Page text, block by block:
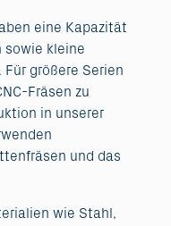
eine Kapazität
sowie kleine
größere Serien
Fräsen zu
in unserer
und das
wie Stahl,